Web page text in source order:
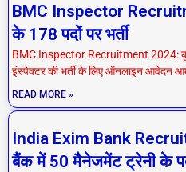
BMC Inspector
के 178 पदों पर भर्ती
BMC Inspector Recruitment 2024:
इंस्पेक्टर की भर्ती के लिए ऑनलाइन आवेदन
READ MORE »
India Exim Bank
बैंक में 50 मैनेजमेंट ट्रेनी के
a
e
a
e
a
e
a
e